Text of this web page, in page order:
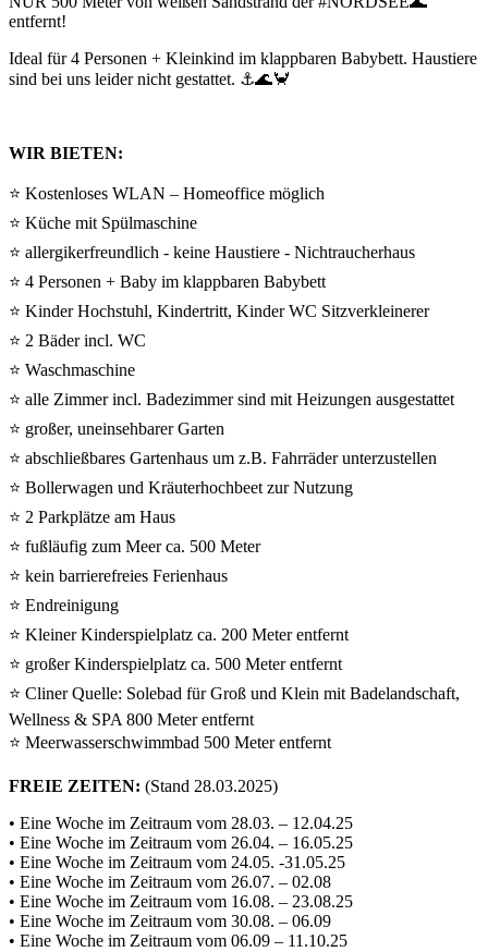
entfernt!
Ideal für 4 Personen + Kleinkind im klappbaren Babybett. Haustiere
sind bei uns leider nicht gestattet. ⚓🌊🦀
WIR BIETEN:
⭐ Kostenloses WLAN – Homeoffice möglich
⭐ Küche mit Spülmaschine
⭐ allergikerfreundlich - keine Haustiere - Nichtraucherhaus
⭐ 4 Personen + Baby im klappbaren Babybett
⭐ Kinder Hochstuhl, Kindertritt, Kinder WC Sitzverkleinerer
⭐ 2 Bäder incl. WC
⭐ Waschmaschine
⭐ alle Zimmer incl. Badezimmer sind mit Heizungen ausgestattet
⭐ großer, uneinsehbarer Garten
⭐ abschließbares Gartenhaus um z.B. Fahrräder unterzustellen
⭐ Bollerwagen und Kräuterhochbeet zur Nutzung
⭐ 2 Parkplätze am Haus
⭐ fußläufig zum Meer ca. 500 Meter
⭐ kein barrierefreies Ferienhaus
⭐ Endreinigung
⭐ Kleiner Kinderspielplatz ca. 200 Meter entfernt
⭐ großer Kinderspielplatz ca. 500 Meter entfernt
⭐ Cliner Quelle: Solebad für Groß und Klein mit Badelandschaft,
Wellness & SPA 800 Meter entfernt
⭐ Meerwasserschwimmbad 500 Meter entfernt
FREIE ZEITEN: (Stand 28.03.2025)
• Eine Woche im Zeitraum vom 28.03. – 12.04.25
• Eine Woche im Zeitraum vom 26.04. – 16.05.25
• Eine Woche im Zeitraum vom 24.05. -31.05.25
• Eine Woche im Zeitraum vom 26.07. – 02.08
• Eine Woche im Zeitraum vom 16.08. – 23.08.25
• Eine Woche im Zeitraum vom 30.08. – 06.09
• Eine Woche im Zeitraum vom 06.09 – 11.10.25